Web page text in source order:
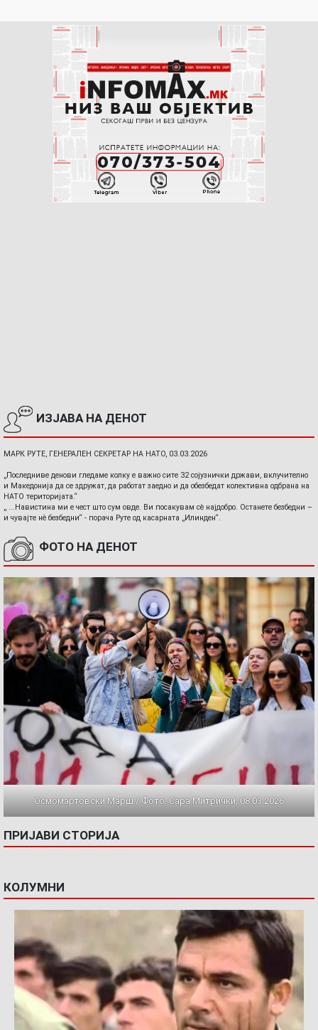
ИЗЈАВА НА ДЕНОТ
МАРК РУТЕ, ГЕНЕРАЛЕН СЕКРЕТАР НА НАТО, 03.03.2026
„Последниве денови гледаме колку е важно сите 32 сојузнички држави, вклучително
и Македонија да се здружат, да работат заедно и да обезбедат колективна одбрана на
НАТО територијата.“
„ ...Навистина ми е чест што сум овде. Ви посакувам сè најдобро. Останете безбедни –
и чувајте нè безбедни“ - порача Руте од касарната „Илинден“.
ФОТО НА ДЕНОТ
Осмомартовски Марш / Фото: Сара Митрички, 08.03.2026
ПРИЈАВИ СТОРИЈА
КОЛУМНИ